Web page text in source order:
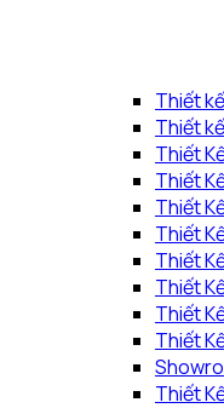
Thiết
Thiết
Thiết
Thiết
Thiết
Thiết
Thiết
Thiết
Thiết
Thiết
Thiết